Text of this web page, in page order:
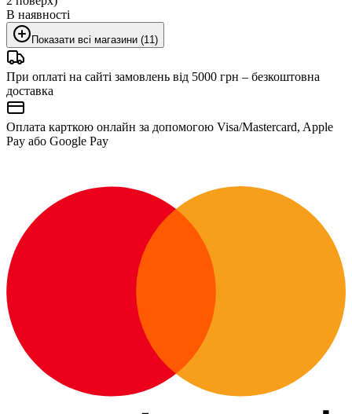
В наявності
Показати всі магазини (11)
При оплаті на сайті замовлень від 5000 грн – безкоштовна
доставка
Оплата карткою онлайн за допомогою Visa/Mastercard, Apple
Pay або Google Pay